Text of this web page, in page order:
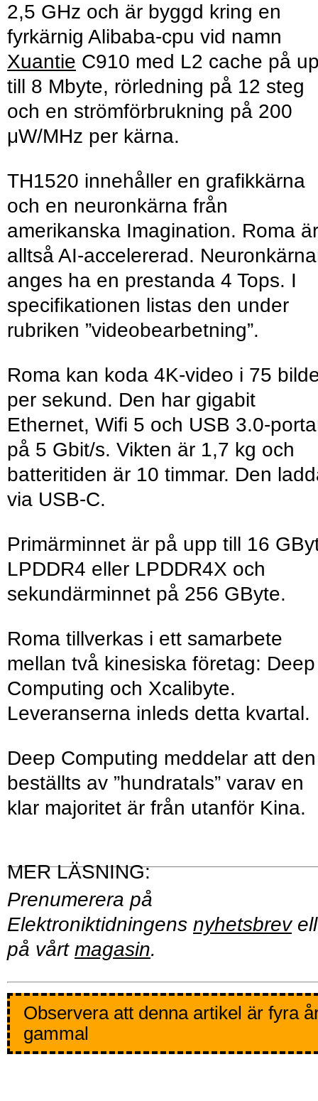
2,5 GHz och är byggd kring en
fyrkärnig Alibaba-cpu vid namn
Xuantie C910 med L2 cache på
till 8 Mbyte, rörledning på 12 steg
och en strömförbrukning på 200
μW/MHz per kärna.
TH1520 innehåller en grafikkärna
och en neuronkärna från
amerikanska Imagination. Roma är
alltså AI-accelererad.
anges ha en prestanda 4 Tops. I
specifikationen listas den under
rubriken ”videobearbetning”.
Roma kan koda 4K-video i 75
per sekund. Den har gigabit
Ethernet, Wifi 5 och USB 3.0-
på 5 Gbit/s. Vikten är 1,7 kg och
batteritiden är 10 timmar. Den
via USB-C.
Primärminnet är på upp till 16
LPDDR4 eller LPDDR4X och
sekundärminnet på 256 GByte.
Roma tillverkas i ett samarbete
mellan två kinesiska företag: Deep
Computing och Xcalibyte.
Leveranserna inleds detta kvartal.
Deep Computing meddelar att den
beställts av ”hundratals” varav en
klar majoritet är från utanför Kina.
Prenumerera på
Elektroniktidningens nyhetsbrev
på vårt magasin.
Observera att denna artikel är fyra
gammal